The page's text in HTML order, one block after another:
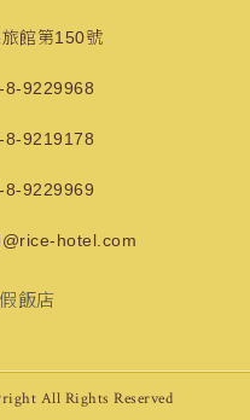
館第150號
8-9229968
8-9219178
8-9229969
hotel.com
飯店
All Rights Reserved